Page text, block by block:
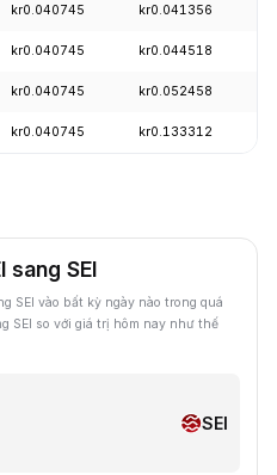
kr0.040745 kr0.041356
kr0.040745 kr0.044518
kr0.040745 kr0.052458
kr0.040745 kr0.133312
sang SEI
SEI vào bất kỳ ngày nào trong quá
SEI so với giá trị hôm nay như thế
SEI